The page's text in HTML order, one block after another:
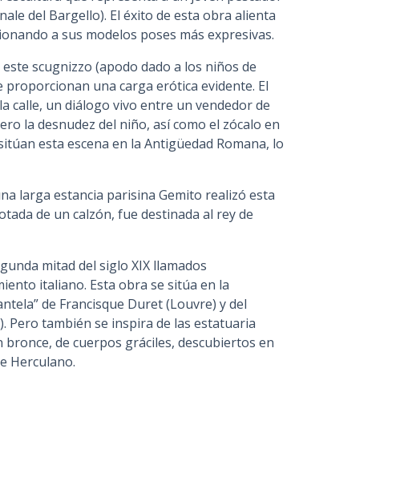
del Bargello). El éxito de esta obra alienta
a sus modelos poses más expresivas.
scugnizzo (apodo dado a los niños de
una carga erótica evidente. El
calle, un diálogo vivo entre un vendedor de
la desnudez del niño, así como el zócalo en
esta escena en la Antigüedad Romana, lo
larga estancia parisina Gemito realizó esta
de un calzón, fue destinada al rey de
mitad del siglo XIX llamados
italiano. Esta obra se sitúa en la
de Francisque Duret (Louvre) y del
Pero también se inspira de las estatuaria
de cuerpos gráciles, descubiertos en
Herculano.